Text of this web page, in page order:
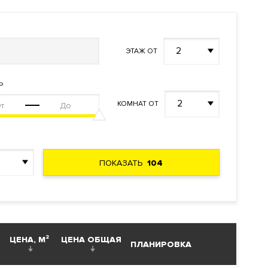
ЭТАЖ ОТ 2
КОМНАТ ОТ 2
ПОКАЗАТЬ 104
ЦЕНА, М² ЦЕНА ОБЩАЯ ПЛАНИРОВКА